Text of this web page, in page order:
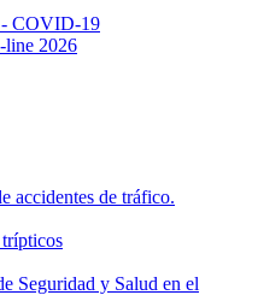
- COVID-19
line 2026
accidentes de tráfico.
Seguridad y Salud en el